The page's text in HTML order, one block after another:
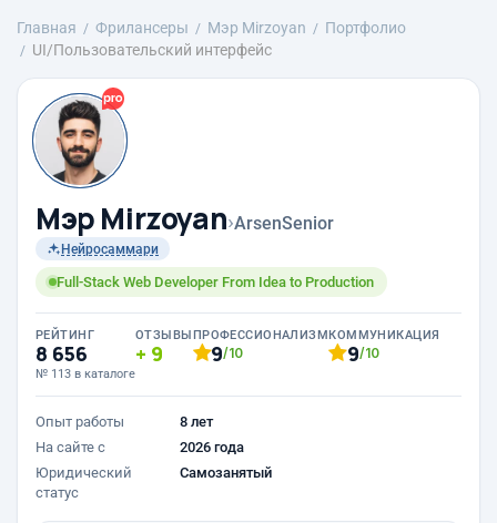
Главная Фрилансеры Мэр Mirzoyan
Портфолио
UI/Пользовательский интерфейс
Мэр Mirzoyan›ArsenSenior
Нейросаммари
Full-Stack Web Developer From Idea to Production
РЕЙТИНГ
8 656
№ 113 в каталоге
ОТЗЫВЫ
9
ПРОФЕССИОНАЛИЗМ
9/10
КОММУНИКАЦИЯ
9/10
Опыт работы
8 лет
На сайте с
2026 года
Юридический
статус
Самозанятый